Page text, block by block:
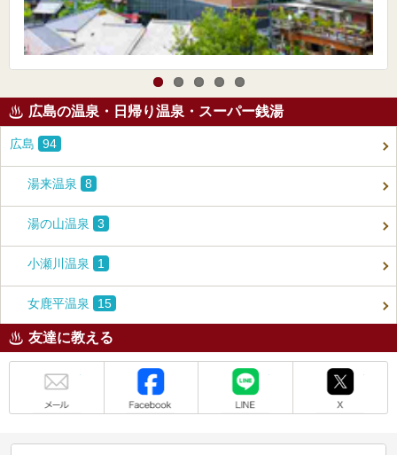
広島の温泉・日帰り温泉・スーパー銭湯
広島 94
湯来温泉 8
湯の山温泉 3
小瀬川温泉 1
女鹿平温泉 15
友達に教える